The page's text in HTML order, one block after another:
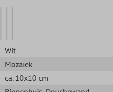
Wit
Mozaïek
ca. 10x10 cm